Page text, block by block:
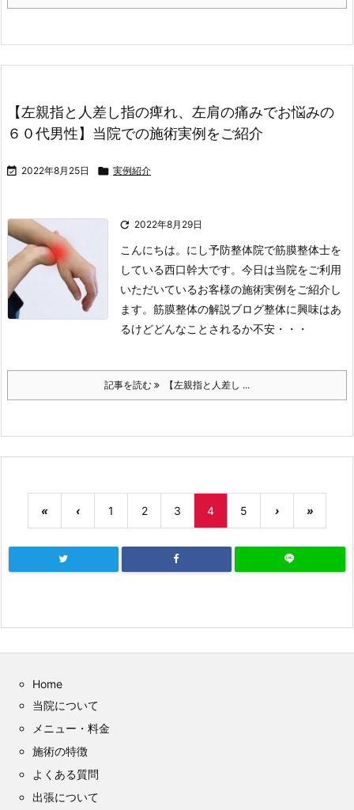
【左親指と人差し指の痺れ、左肩の痛みでお悩みの
６０代男性】当院での施術実例をご紹介
 2022年8月25日  実例紹介
 2022年8月29日
こんにちは。にし予防整体院で筋膜整体士を
している西口幹大です。 今日は当院をご利用
いただいているお客様の施術実例をご紹介し
ます。 筋膜整体の解説ブログ整体に興味はあ
るけどどんなことされるか不安・・・
記事を読む 【左親指と人差し ...
« ‹ 1 2 3 4 5 › »
Home
当院について
メニュー・料金
施術の特徴
よくある質問
出張について